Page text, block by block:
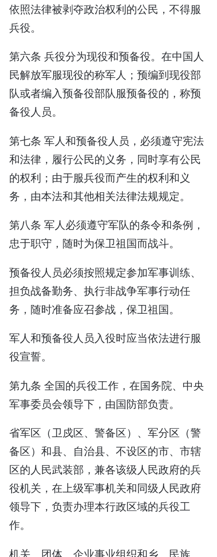
依照法律被剥夺政治权利的公民，不得服
兵役。
第六条 兵役分为现役和预备役。在中国人
民解放军服现役的称军人；预编到现役部
队或者编入预备役部队服预备役的，称预
备役人员。
第七条 军人和预备役人员，必须遵守宪法
和法律，履行公民的义务，同时享有公民
的权利；由于服兵役而产生的权利和义
务，由本法和其他相关法律法规规定。
第八条 军人必须遵守军队的条令和条例，
忠于职守，随时为保卫祖国而战斗。
预备役人员必须按照规定参加军事训练、
担负战备勤务、执行非战争军事行动任
务，随时准备应召参战，保卫祖国。
军人和预备役人员入役时应当依法进行服
役宣誓。
第九条 全国的兵役工作，在国务院、中央
军事委员会领导下，由国防部负责。
省军区（卫戍区、警备区）、军分区（警
备区）和县、自治县、不设区的市、市辖
区的人民武装部，兼各该级人民政府的兵
役机关，在上级军事机关和同级人民政府
领导下，负责办理本行政区域的兵役工
作。
机关、团体、企业事业组织和乡、民族